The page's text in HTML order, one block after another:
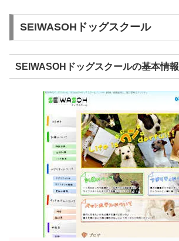
SEIWASOHドッグスクール
SEIWASOHドッグスクールの基本情報